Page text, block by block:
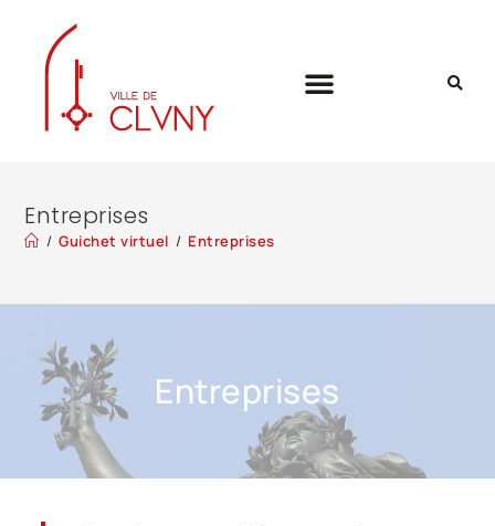
Entreprises
/ Guichet virtuel / Entreprises
Entreprises